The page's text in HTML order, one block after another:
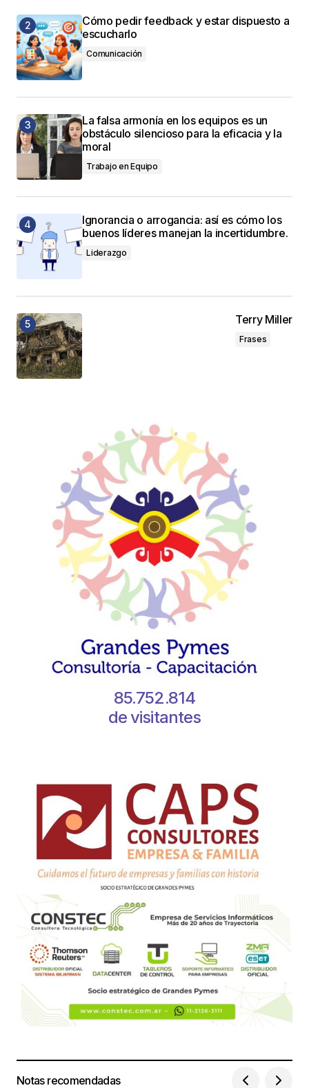
Cómo pedir feedback y estar dispuesto a
escucharlo
Comunicación
La falsa armonía en los equipos es un
obstáculo silencioso para la eficacia y la
moral
Trabajo en Equipo
Ignorancia o arrogancia: así es cómo los
buenos líderes manejan la incertidumbre.
Liderazgo
Terry Miller
Frases
85.752.814
de visitantes
Notas recomendadas